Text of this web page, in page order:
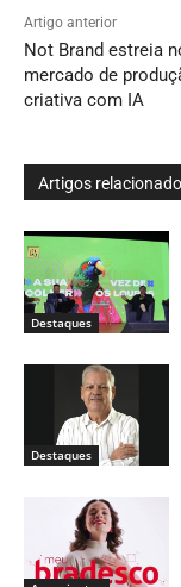
Artigo anterior
Not Brand estreia
mercado de
criativa com IA
Artigos
Destaques
Destaques